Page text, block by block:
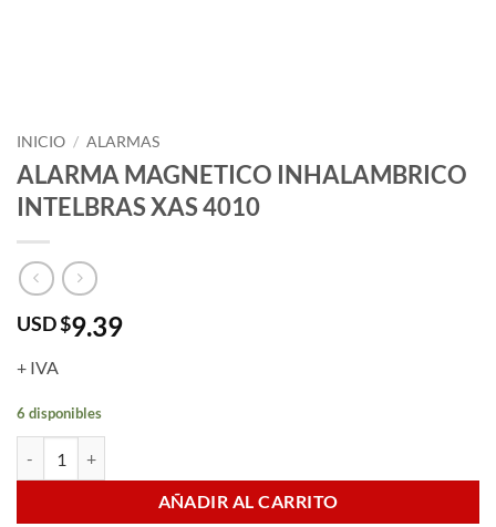
INICIO / ALARMAS
ALARMA MAGNETICO INHALAMBRICO
INTELBRAS XAS 4010
USD $9.39
+ IVA
6 disponibles
AÑADIR AL CARRITO